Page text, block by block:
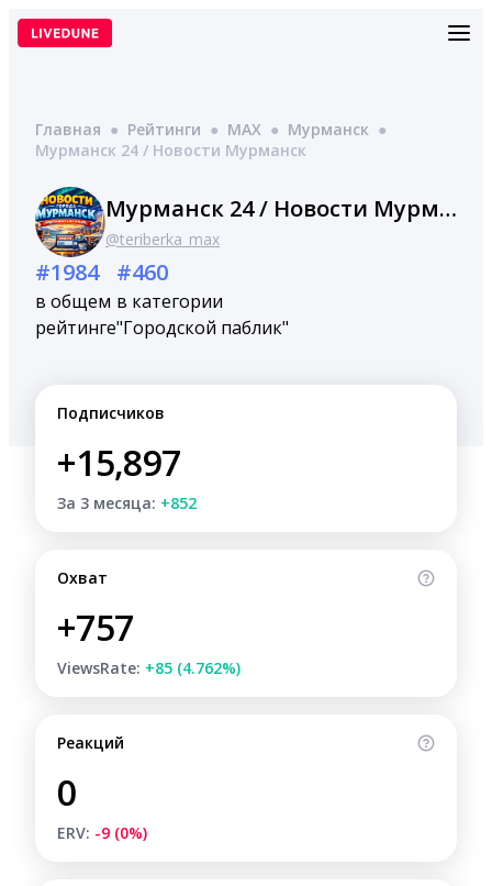
Перейти
Главная ● Рейтинги ● MAX ● Мурманск ●
Мурманск 24 / Новости Мурманск
Мурманск 24 / Новости Мурманск
@teriberka_max
#1984
в общем
рейтинге
#460
в категории
"Городской паблик"
Подписчиков
+15,897
За 3 месяца: +852
Охват
+757
ViewsRate: +85 (4.762%)
Реакций
0
ERV: -9 (0%)